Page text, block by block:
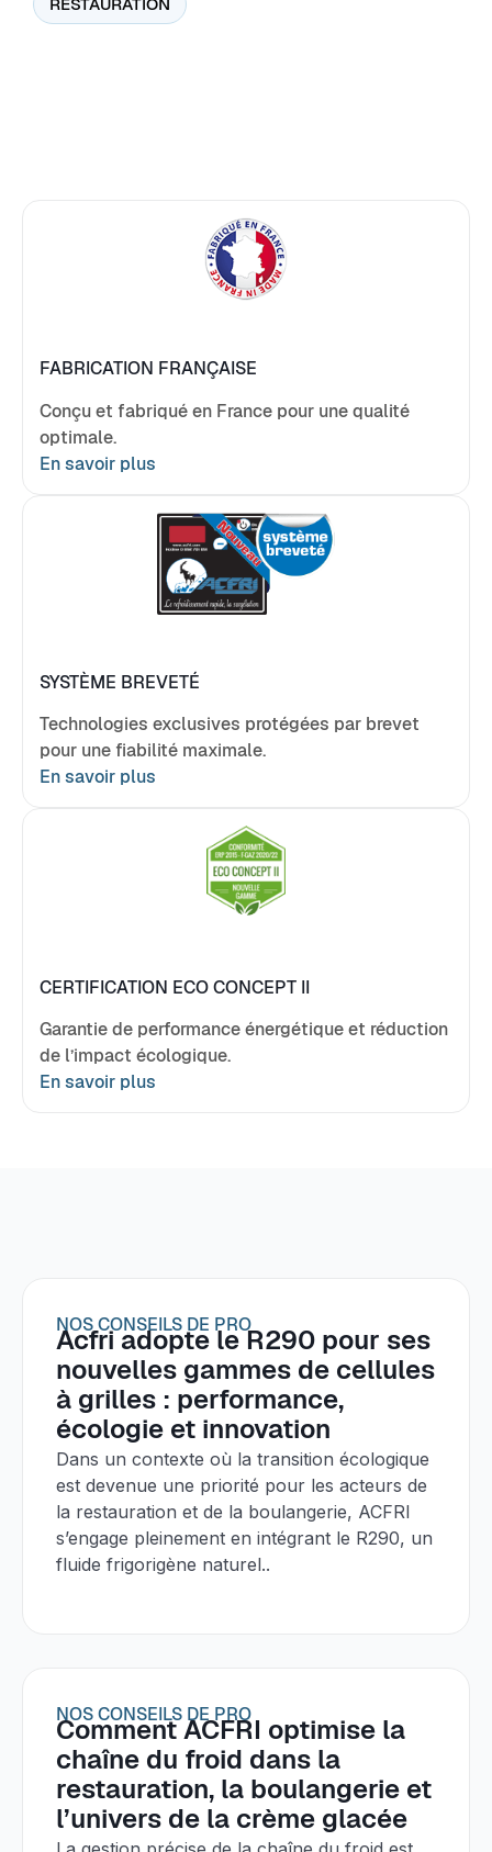
RESTAURATION
FABRICATION FRANÇAISE
Conçu et fabriqué en France pour une qualité
optimale.
En savoir plus
SYSTÈME BREVETÉ
Technologies exclusives protégées par brevet
pour une fiabilité maximale.
En savoir plus
CERTIFICATION ECO CONCEPT II
Garantie de performance énergétique et réduction
de l’impact écologique.
En savoir plus
NOS CONSEILS DE PRO
Acfri adopte le R290 pour ses
nouvelles gammes de cellules
à grilles : performance,
écologie et innovation
Dans un contexte où la transition écologique
est devenue une priorité pour les acteurs de
la restauration et de la boulangerie, ACFRI
s’engage pleinement en intégrant le R290, un
fluide frigorigène naturel..
NOS CONSEILS DE PRO
Comment ACFRI optimise la
chaîne du froid dans la
restauration, la boulangerie et
l’univers de la crème glacée